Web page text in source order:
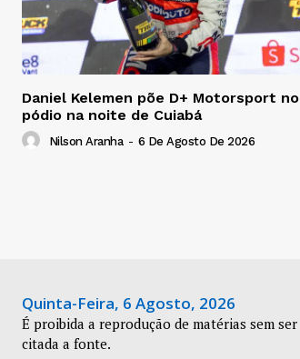
Daniel Kelemen põe D+ Motorsport no
pódio na noite de Cuiabá
Nilson Aranha - 6 De Agosto De 2026
Quinta-Feira, 6 Agosto, 2026
É proibida a reprodução de matérias sem ser
citada a fonte.